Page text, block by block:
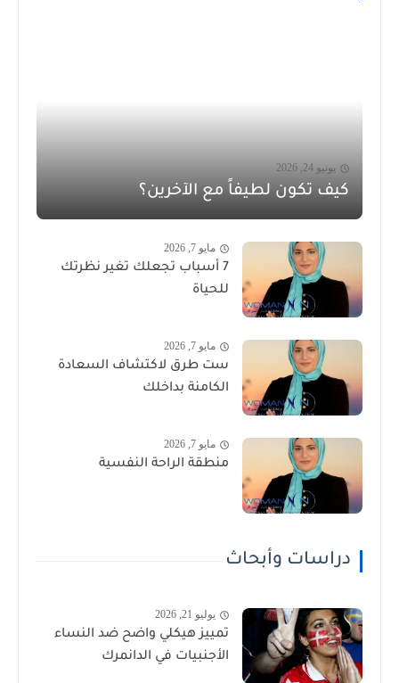
يونيو 24, 2026
كيف تكون لطيفاً مع الآخرين؟
مايو 7, 2026
7 أسباب تجعلك تغير نظرتك
للحياة
مايو 7, 2026
ست طرق لاكتشاف السعادة
الكامنة بداخلك
مايو 7, 2026
منطقة الراحة النفسية
دراسات وأبحاث
يوليو 21, 2026
تمييز هيكلي واضح ضد النساء
الأجنبيات في الدانمرك